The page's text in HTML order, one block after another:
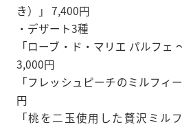
き）」 7,400円
・デザート3種
「ローブ・ド・マリエ パルフェ
3,000円
「フレッシュピーチのミルフィ
円
「桃を二玉使用した贅沢ミル